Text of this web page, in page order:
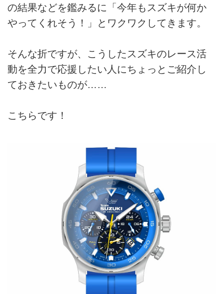
の結果などを鑑みるに「今年もスズキが何か
やってくれそう！」とワクワクしてきます。
そんな折ですが、こうしたスズキのレース活
動を全力で応援したい人にちょっとご紹介し
ておきたいものが……
こちらです！